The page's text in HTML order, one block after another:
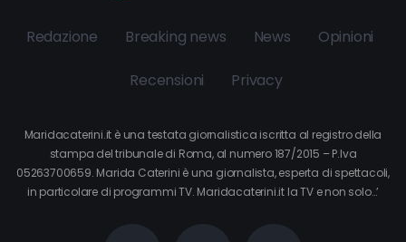
Redazione Breaking news News Opinioni
Recensioni Privacy
Maridacaterini.it è una testata giornalistica iscritta al registro della
stampa del tribunale di Roma, al numero 187/2015 – P.Iva
05263700659. Marida Caterini è una giornalista, esperta di spettacoli,
in particolare di programmi TV. Maridacaterini.it la TV e non solo…’